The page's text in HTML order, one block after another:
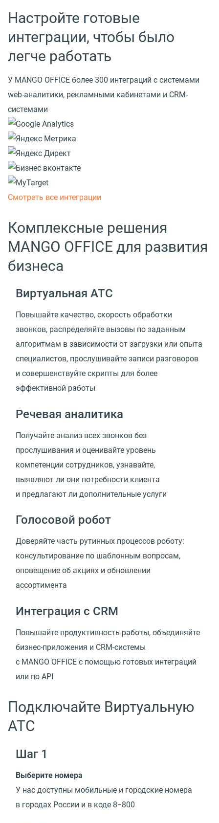
Настройте готовые
интеграции, чтобы было
легче работать
У MANGO OFFICE более 300 интеграций с системами
web-аналитики, рекламными кабинетами и CRM-
системами
Смотреть все интеграции
Комплексные решения
MANGO OFFICE для развития
бизнеса
Виртуальная АТС
Повышайте качество, скорость обработки
звонков, распределяйте вызовы по заданным
алгоритмам в зависимости от загрузки или опыта
специалистов, прослушивайте записи разговоров
и совершенствуйте скрипты для более
эффективной работы
Речевая аналитика
Получайте анализ всех звонков без
прослушивания и оценивайте уровень
компетенции сотрудников, узнавайте,
выявляют ли они потребности клиента
и предлагают ли дополнительные услуги
Голосовой робот
Доверяйте часть рутинных процессов роботу:
консультирование по шаблонным вопросам,
оповещение об акциях и обновлении
ассортимента
Интеграция с CRM
Повышайте продуктивность работы, объединяйте
бизнес-приложения и CRM-системы
с MANGO OFFICE с помощью готовых интеграций
или по API
Подключайте Виртуальную
АТС
Шаг 1
Выберите номера
У нас доступны мобильные и городские номера
в городах России и в коде 8−800